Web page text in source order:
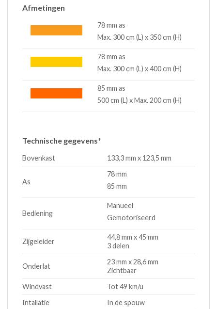
Afmetingen
78 mm as
Max. 300 cm (L) x 350 cm (H)
78 mm as
Max. 300 cm (L) x 400 cm (H)
85 mm as
500 cm (L) x Max. 200 cm (H)
Technische gegevens*
Bovenkast 133,3 mm x 123,5 mm
As
78 mm
85 mm
Bediening
Manueel
Gemotoriseerd
Zijgeleider
44,8 mm x 45 mm
3 delen
Onderlat
23 mm x 28,6 mm
Zichtbaar
Windvast
Tot 49 km/u
Intallatie
In de spouw